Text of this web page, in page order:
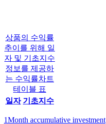
상품의 수익률
추이를 위해 일
자 및 기초지수
정보를 제공하
는 수익률차트
테이블 표
일자 기초지수
1Month accumulative investment